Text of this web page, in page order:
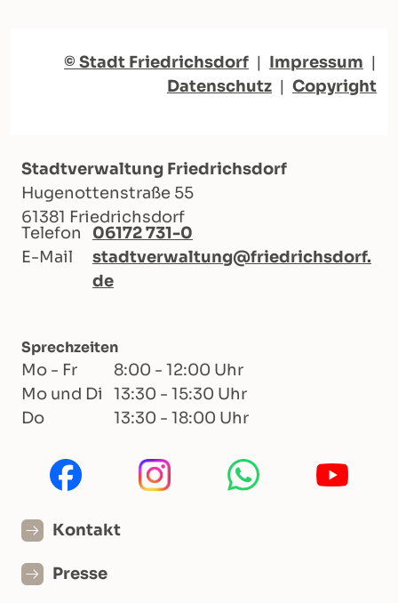
© Stadt Friedrichsdorf | Impressum |
Datenschutz | Copyright
Stadtverwaltung Friedrichsdorf
Hugenottenstraße 55
61381 Friedrichsdorf
Telefon
06172 731-0
E-Mail
stadtverwaltung@friedrichsdorf.
de
Sprechzeiten
Mo - Fr
8:00 - 12:00 Uhr
Mo und Di
13:30 - 15:30 Uhr
Do
13:30 - 18:00 Uhr
Kontakt
Presse